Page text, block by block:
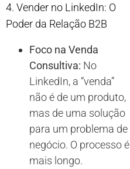
4. Vender no LinkedIn: O
Poder da Relação B2B
Foco na Venda
Consultiva: No
LinkedIn, a “venda”
não é de um produto,
mas de uma solução
para um problema de
negócio. O processo é
mais longo.